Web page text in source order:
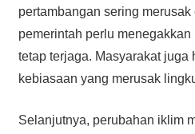
pertambangan sering
pemerintah perlu
tetap terjaga. Masyarakat juga
kebiasaan yang merusak
Selanjutnya, perubahan iklim